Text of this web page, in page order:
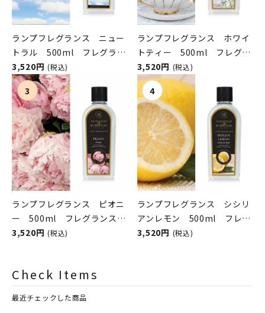
ランプフレグランス ニュー
トラル 500ml フレグラン
スランプ用オイル
ASHLEIGH&BURWOOD（ア
シュレイアンドバーウッド）
3,520円 (税込)
ランプフレグランス ホワイ
トティー 500ml フレグラ
ンスランプ用オイル
ASHLEIGH&BURWOOD（ア
シュレイアンドバーウッド）
3,520円 (税込)
ランプフレグランス ピオニ
ー 500ml フレグランスラ
ンプ用オイル
3,520円 (税込)
ランプフレグランス シシリ
アンレモン 500ml フレグ
ランスランプ用オイル
3,520円 (税込)
Check Items
最近チェックした商品